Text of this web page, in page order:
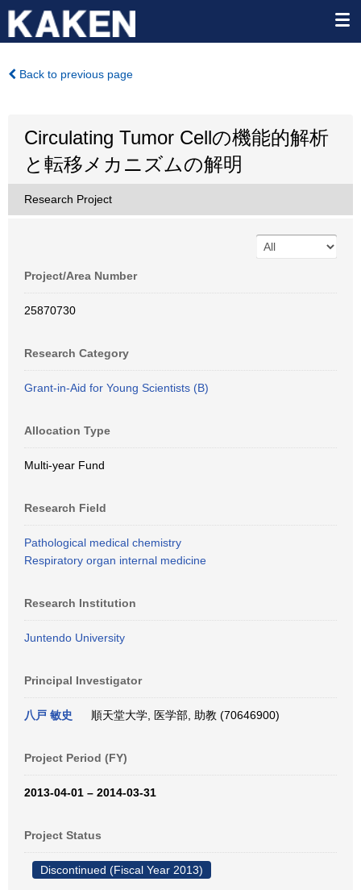
Back to previous page
Circulating Tumor Cellの機能的解析
と転移メカニズムの解明
Research Project
Project/Area Number
25870730
Research Category
Grant-in-Aid for Young Scientists (B)
Allocation Type
Multi-year Fund
Research Field
Pathological medical chemistry
Respiratory organ internal medicine
Research Institution
Juntendo University
Principal Investigator
八戸 敏史 順天堂大学, 医学部, 助教 (70646900)
Project Period (FY)
2013-04-01 – 2014-03-31
Project Status
Discontinued (Fiscal Year 2013)